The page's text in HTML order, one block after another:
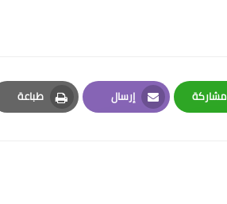
مشاركة
Whatsapp
إرسال
Email
طباعة
Print